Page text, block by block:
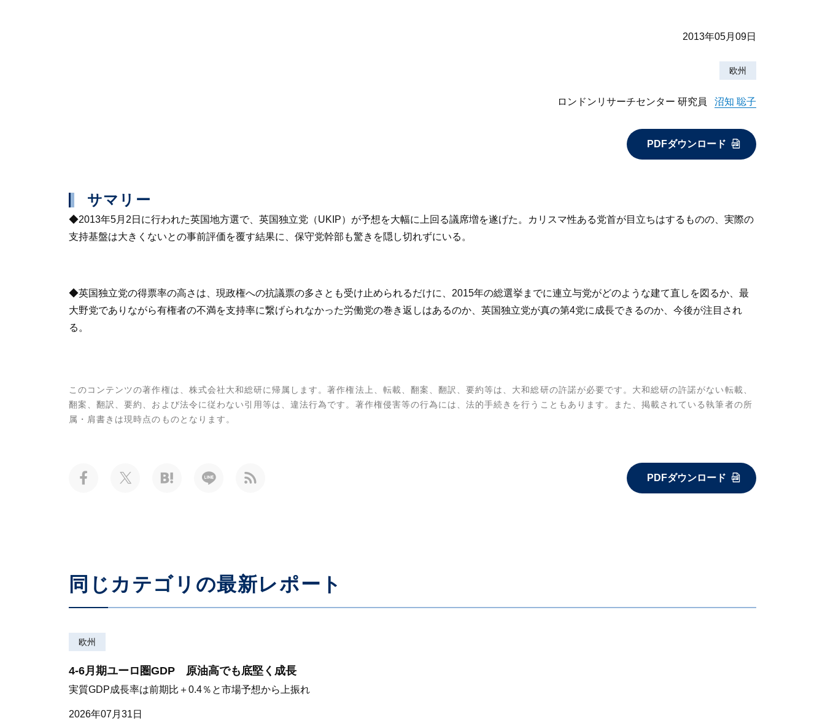
2013年05月09日
欧州
ロンドンリサーチセンター 研究員 沼知 聡子
PDFダウンロード
サマリー
◆2013年5月2日に行われた英国地方選で、英国独立党（UKIP）が予想を大幅に上回る議席増を遂げた。カリスマ性ある党首が目立ちはするものの、実際の
支持基盤は大きくないとの事前評価を覆す結果に、保守党幹部も驚きを隠し切れずにいる。
◆英国独立党の得票率の高さは、現政権への抗議票の多さとも受け止められるだけに、2015年の総選挙までに連立与党がどのような建て直しを図るか、最
大野党でありながら有権者の不満を支持率に繋げられなかった労働党の巻き返しはあるのか、英国独立党が真の第4党に成長できるのか、今後が注目され
る。
このコンテンツの著作権は、株式会社大和総研に帰属します。著作権法上、転載、翻案、翻訳、要約等は、大和総研の許諾が必要です。大和総研の許諾がない転載、
翻案、翻訳、要約、および法令に従わない引用等は、違法行為です。著作権侵害等の行為には、法的手続きを行うこともあります。また、掲載されている執筆者の所
属・肩書きは現時点のものとなります。
PDFダウンロード
同じカテゴリの最新レポート
欧州
4-6月期ユーロ圏GDP 原油高でも底堅く成長
実質GDP成長率は前期比＋0.4％と市場予想から上振れ
2026年07月31日